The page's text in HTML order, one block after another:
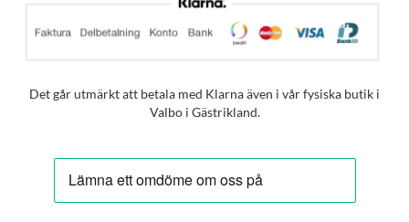
Det går utmärkt att betala med Klarna även i vår fysiska butik i
Valbo i Gästrikland.